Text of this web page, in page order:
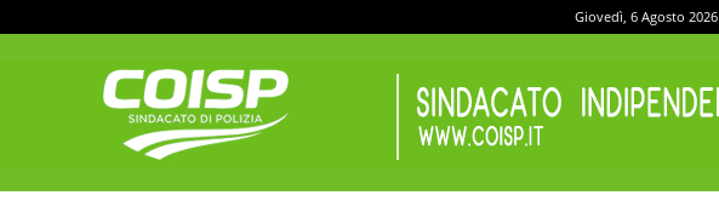
Giovedì, 6 Agosto 2026